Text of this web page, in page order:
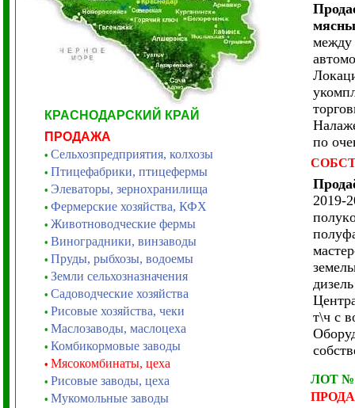
КРАСНОДАРСКИЙ КРАЙ
ПРОДАЖА
• Сельхозпредприятия, колхозы
• Птицефабрики, птицефермы
• Элеваторы, зернохранилища
• Фермерские хозяйства, КФХ
• Животноводческие фермы
• Виноградники, винзаводы
• Пруды, рыбхозы, водоемы
• Земли сельхозназначения
• Садоводческие хозяйства
• Рисовые хозяйства, чеки
• Маслозаводы, маслоцеха
• Комбикормовые заводы
• Мясокомбинаты, цеха
• Рисовые заводы, цеха
• Мукомольные заводы
между
по
2019-
т\ч c
ЛОТ №